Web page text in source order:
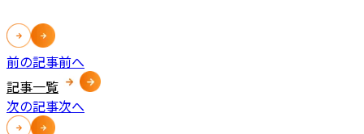
前の記事前へ
記事一覧
次の記事次へ